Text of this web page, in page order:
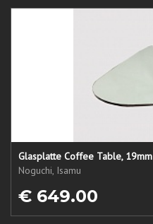
Glasplatte Coffee Table, 19mm
Noguchi, Isamu
€ 649.00